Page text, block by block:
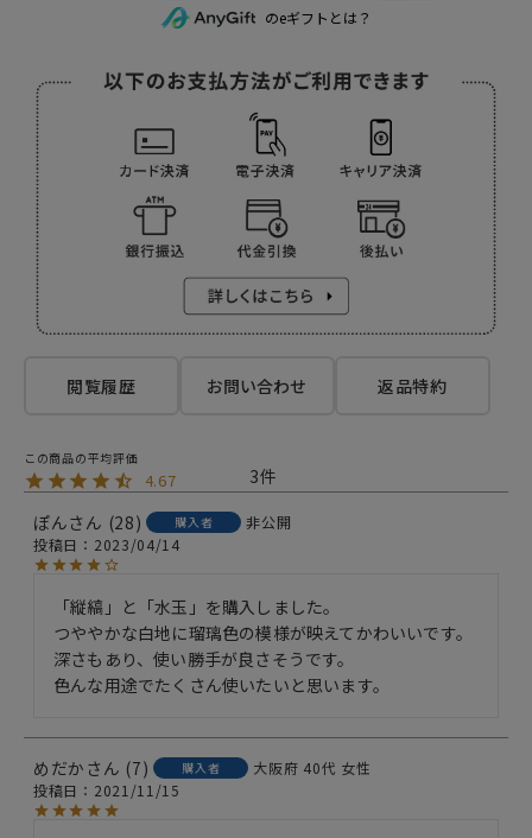
のeギフトとは？
閲覧履歴 お問い合わせ 返品特約
4.67
3
ぽん
28 購入者
非公開
投稿日
2023/04/14
「縦縞」と「水玉」を購入しました。
つややかな白地に瑠璃色の模様が映えてかわいいです。
深さもあり、使い勝手が良さそうです。
色んな用途でたくさん使いたいと思います。
めだか 7 購入者 大阪府 40代 女性
投稿日
2021/11/15